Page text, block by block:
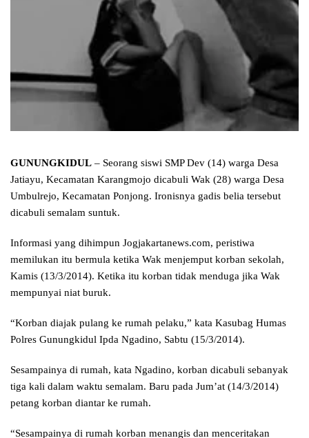
GUNUNGKIDUL – Seorang siswi SMP Dev (14) warga Desa
Jatiayu, Kecamatan Karangmojo dicabuli Wak (28) warga Desa
Umbulrejo, Kecamatan Ponjong. Ironisnya gadis belia tersebut
dicabuli semalam suntuk.
Informasi yang dihimpun Jogjakartanews.com, peristiwa
memilukan itu bermula ketika Wak menjemput korban sekolah,
Kamis (13/3/2014). Ketika itu korban tidak menduga jika Wak
mempunyai niat buruk.
“Korban diajak pulang ke rumah pelaku,” kata Kasubag Humas
Polres Gunungkidul Ipda Ngadino, Sabtu (15/3/2014).
Sesampainya di rumah, kata Ngadino, korban dicabuli sebanyak
tiga kali dalam waktu semalam. Baru pada Jum’at (14/3/2014)
petang korban diantar ke rumah.
“Sesampainya di rumah korban menangis dan menceritakan